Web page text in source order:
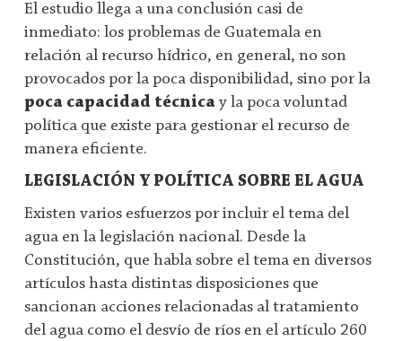
El estudio llega a una conclusión casi de
inmediato: los problemas de Guatemala en
relación al recurso hídrico, en general, no son
provocados por la poca disponibilidad, sino por la
poca capacidad técnica y la poca voluntad
política que existe para gestionar el recurso de
manera eficiente.
LEGISLACIÓN Y POLÍTICA SOBRE EL AGUA
Existen varios esfuerzos por incluir el tema del
agua en la legislación nacional. Desde la
Constitución, que habla sobre el tema en diversos
artículos hasta distintas disposiciones que
sancionan acciones relacionadas al tratamiento
del agua como el desvío de ríos en el artículo 260